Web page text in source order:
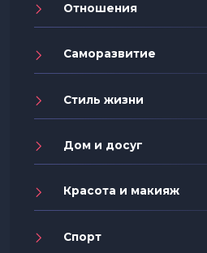
Отношения
Саморазвитие
Стиль жизни
Дом и досуг
Красота и макияж
Спорт